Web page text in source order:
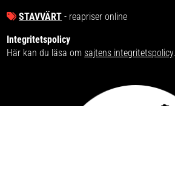
STAVVÄRT - reapriser online
Integritetspolicy
Här kan du läsa om sajtens integritetspolicy.